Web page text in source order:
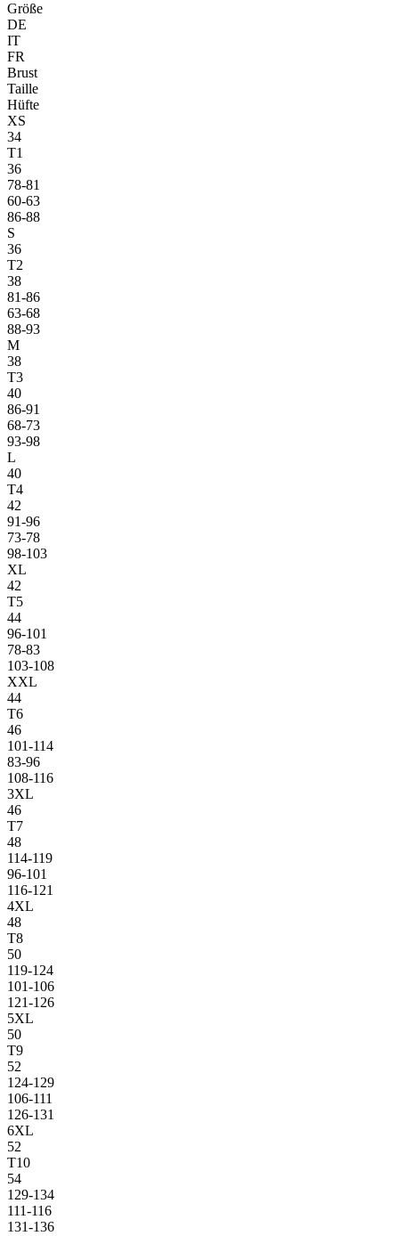
Größe
DE
IT
FR
Brust
Taille
Hüfte
XS
34
T1
36
78-81
60-63
86-88
S
36
T2
38
81-86
63-68
88-93
M
38
T3
40
86-91
68-73
93-98
L
40
T4
42
91-96
73-78
98-103
XL
42
T5
44
96-101
78-83
103-108
XXL
44
T6
46
101-114
83-96
108-116
3XL
46
T7
48
114-119
96-101
116-121
4XL
48
T8
50
119-124
101-106
121-126
5XL
50
T9
52
124-129
106-111
126-131
6XL
52
T10
54
129-134
111-116
131-136